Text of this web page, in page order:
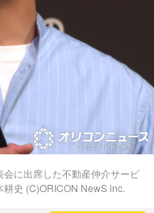
に出席した不動産仲介サービ
史 (C)ORICON NewS inc.